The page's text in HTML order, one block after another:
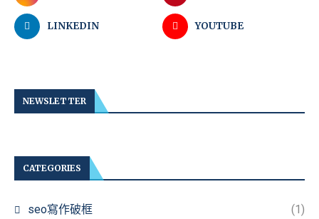
LINKEDIN YOUTUBE
NEWSLETTER
CATEGORIES
seo寫作破框 (1)